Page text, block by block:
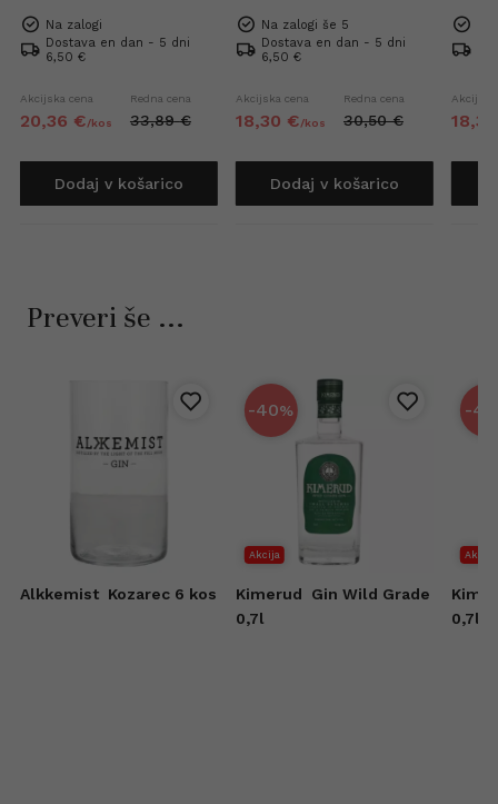
Na zalogi
Dostava en dan - 5 dni
6,50 €
Akcijska cena
20,36 €/kos
Redna cena
33,89 €
Dodaj v košarico
Na zalogi še 5
Dostava en dan - 5 dni
6,50 €
Akcijska cena
18,30 €/kos
Redna cena
30,50 €
Dodaj v košarico
Akcijska
18,30
Preveri še ...
Alkkemist Kozarec 6 kos
-40%
Akcija
Kimerud
Gin Wild Grade
0,7l
-40
Akcija
0,7l